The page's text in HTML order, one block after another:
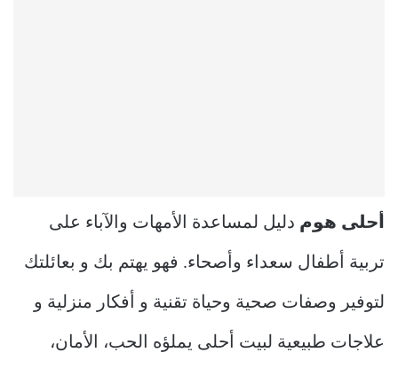
أحلى هوم دليل لمساعدة الأمهات والآباء على
تربية أطفال سعداء وأصحاء. فهو يهتم بك و بعائلتك
لتوفير وصفات صحية وحياة تقنية و أفكار منزلية و
علاجات طبيعية لبيت أحلى يملؤه الحب، الأمان،